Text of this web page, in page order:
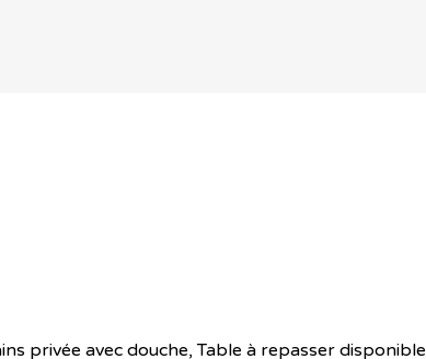
privée avec douche,Table à repasser disponible